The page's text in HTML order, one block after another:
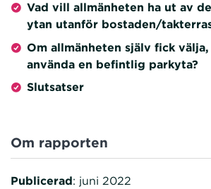
Vad vill allmänheten ha ut av
ytan utanför bostaden/
Om allmänheten själv fick
använda en befintlig parkyta?
Slutsatser
Om rapporten
Publicerad: juni 2022